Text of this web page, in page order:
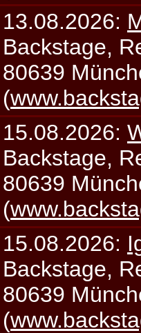
13.08.2026:
Backstage,
80639
(
15.08.2026:
Backstage,
80639
(
15.08.2026:
Backstage,
80639
(